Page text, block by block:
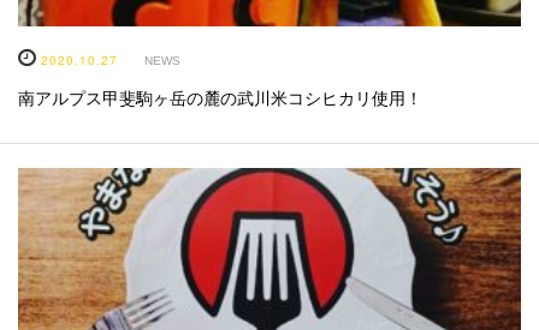
2020.10.27 NEWS
南アルプス甲斐駒ヶ岳の麓の武川米コシヒカリ使用！